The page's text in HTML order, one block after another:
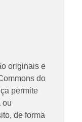
originais e
do
permite
ou
de forma